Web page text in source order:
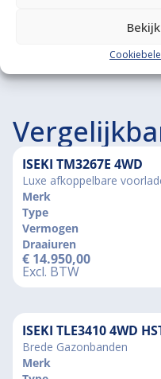
ISEKI TM3267E 4WD
Luxe afkoppelbare
Merk
Type
Vermogen
Draaiuren
€ 14.950,00
Excl. BTW
ISEKI TLE3410 4WD
Brede Gazonbanden
Merk